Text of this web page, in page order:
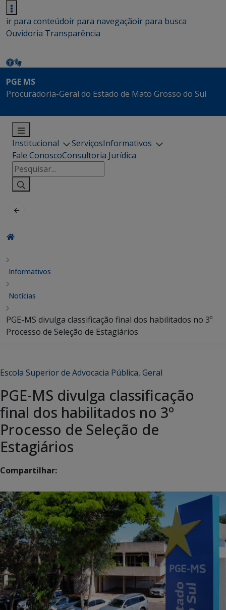
ir para conteúdoir para navegaçãoir para busca
Ouvidoria Transparência
PGE MS
Procuradoria-Geral do Estado de Mato Grosso do Sul
Institucional ServiçosInformativos
Fale ConoscoConsultoria Jurídica
Pesquisar
por:
Informativos
Notícias
PGE-MS divulga classificação final dos habilitados no 3º
Processo de Seleção de Estagiários
Escola Superior de Advocacia Pública, Geral
PGE-MS divulga classificação
final dos habilitados no 3º
Processo de Seleção de
Estagiários
Compartilhar: